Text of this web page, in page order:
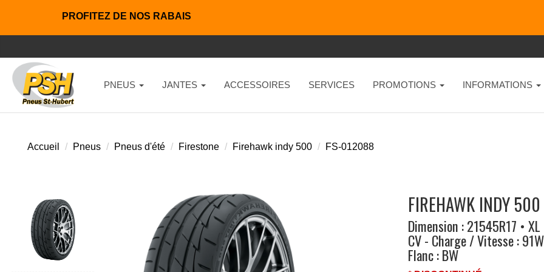
PROFITEZ DE NOS RABAIS
PNEUS JANTES ACCESSOIRES SERVICES PROMOTIONS INFORMATIONS
Accueil Pneus Pneus d'été Firestone Firehawk indy 500 FS-012088
FIREHAWK INDY
Dimension : 21545R17 • XL
CV - Charge / Vitesse : 91W
Flanc : BW